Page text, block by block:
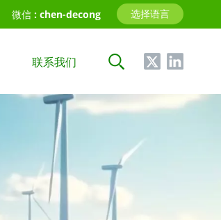
选择语言
English
微信 : chen-decong
联系我们